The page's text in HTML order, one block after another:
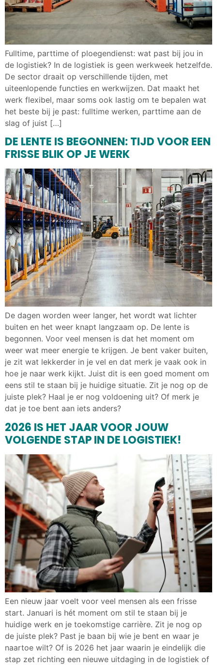
Fulltime, parttime of ploegendienst: wat past bij jou in
de logistiek? In de logistiek is geen werkweek hetzelfde.
De sector draait op verschillende tijden, met
uiteenlopende functies en werkwijzen. Dat maakt het
werk flexibel, maar soms ook lastig om te bepalen wat
het beste bij je past: fulltime werken, parttime aan de
slag of juist […]
DE LENTE IS BEGONNEN: TIJD VOOR EEN
FRISSE BLIK OP JE WERK
De dagen worden weer langer, het wordt wat lichter
buiten en het weer knapt langzaam op. De lente is
begonnen. Voor veel mensen is dat het moment om
weer wat meer energie te krijgen. Je bent vaker buiten,
je zit wat lekkerder in je vel en dat merk je vaak ook in
hoe je naar werk kijkt. Juist dit is een goed moment om
eens stil te staan bij je huidige situatie. Zit je nog op de
juiste plek? Haal je er nog voldoening uit? Of merk je
dat je toe bent aan iets anders?
2026 IS HET JAAR VOOR JOUW
VOLGENDE STAP IN DE LOGISTIEK!
Een nieuw jaar voelt voor veel mensen als een frisse
start. Januari is hét moment om stil te staan bij je
huidige werk en je toekomstige carrière. Zit je nog op
de juiste plek? Past je baan bij wie je bent en waar je
naartoe wilt? Of is 2026 het jaar waarin je eindelijk die
stap zet richting een nieuwe uitdaging in de logistiek of